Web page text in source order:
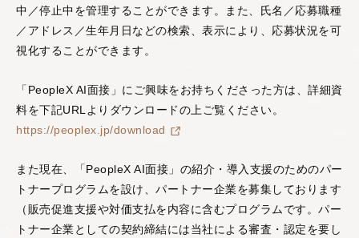
中／停止中を管理することができます。また、氏名／応募職種
／アドレス／生年月日などの検索、表示により、応募状況を可
視化することができます。
「PeopleX AI面接」にご興味をお持ちくださった方は、詳細資
料を下記URLよりダウンロードの上ご覧ください。
https://peoplex.jp/download
また現在、「PeopleX AI面接」の紹介・導入支援のためのパー
トナープログラムを設け、パートナー企業を募集しております
（販売促進支援や対価支払を内容に含むプログラムです。パー
トナー企業としての契約締結には当社による審査・認定を要し